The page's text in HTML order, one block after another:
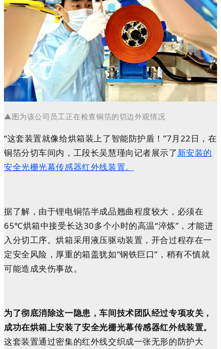
▲图为该公司员工正在检查铜箔的切边外观情况
“这套装置就像给烘箱装上了智能防护盾！”7月22日，在
铜箔分切车间内，工段长吴慧瑾向记者展示了新安装的
安全光栅光幕传感器红外线装置。
据了解，由于锂电铜箔半成品翘曲程度较大，必须在
65℃烘箱中接受长达30多个小时的高温“淬炼”，才能进
入分切工序。烘箱采用液压驱动装置，开合过程存在一
定安全风险，厚重的箱盖犹如“钢铁巨口”，稍有不慎就
可能造成夹伤事故。
为了彻底消除这一隐患，车间技术团队经过专项攻关，
成功在烘箱上安装了安全光栅光幕传感器红外线装置。
这套装置通过密集的红外线交织成一张无形的防护大